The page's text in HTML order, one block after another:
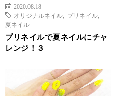
2020.08.18
オリジナルネイル
プリネイル
夏ネイル
プリネイルで夏ネイルにチャ
レンジ！３